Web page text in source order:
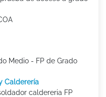
Medio - FP de Grado
Calderería
caldereria FP